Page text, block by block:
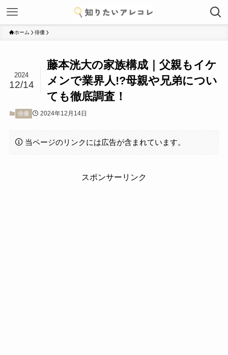
ホーム 俳優
藤本洸大の家族構成｜父親もイケ
メンで業界人!?母親や兄弟につい
ても徹底調査！
2024
12/14
俳優 2024年12月14日
当ページのリンクには広告が含まれています。
スポンサーリンク